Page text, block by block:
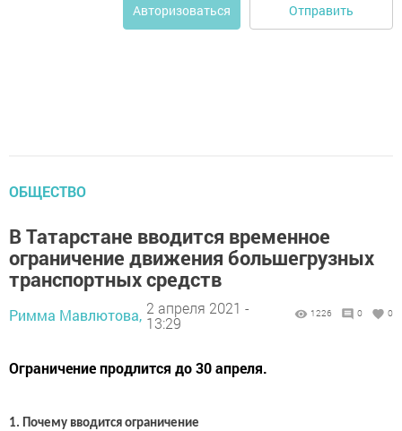
Авторизоваться Отправить
ОБЩЕСТВО
В Татарстане вводится временное
ограничение движения большегрузных
транспортных средств
Римма Мавлютова, 2 апреля 2021 -
13:29
1226 0 0
Ограничение продлится до 30 апреля.
1. Почему вводится ограничение